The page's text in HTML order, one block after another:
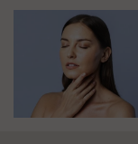
może chyba tylko
głupota i brak
wyobraźni"